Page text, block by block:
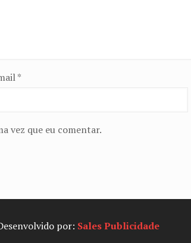
*
vez que eu comentar.
por: Sales Publicidade